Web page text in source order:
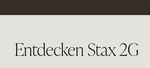
Entdecken Stax 2G